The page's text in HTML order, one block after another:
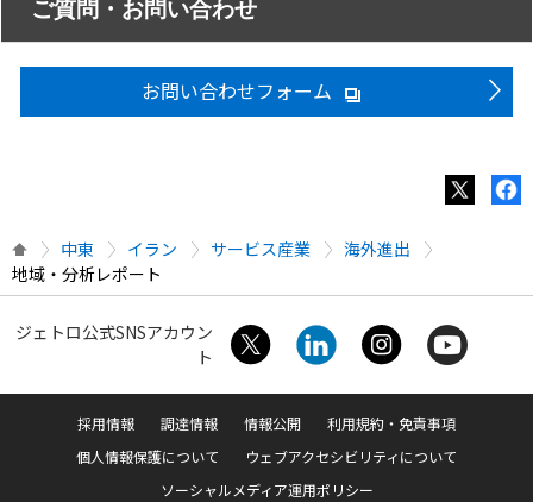
ご質問・お問い合わせ
お問い合わせフォーム
中東 イラン サービス産業
海外進出
地域・分析レポート
ジェトロ公式SNSアカウン
ト
採用情報 調達情報 情報公開
利用規約・免責事項
個人情報保護について
ウェブアクセシビリティについて
ソーシャルメディア運用ポリシー